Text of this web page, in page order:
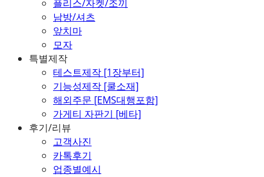
플리스/자켓/조끼
남방/셔츠
앞치마
모자
특별제작
테스트제작 [1장부터]
기능성제작 [쿨소재]
해외주문 [EMS대행포함]
가게티 자판기 [베타]
후기/리뷰
고객사진
카톡후기
업종별예시